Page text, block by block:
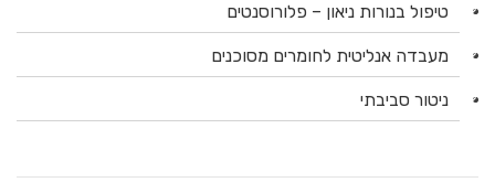
טיפול בנורות ניאון – פלורוסנטים
מעבדה אנליטית לחומרים מסוכנים
ניטור סביבתי